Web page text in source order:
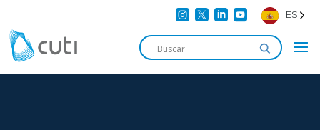
    ES